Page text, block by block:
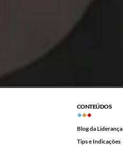
CONTEÚDOS
Blog da Liderança
Tips e Indicações